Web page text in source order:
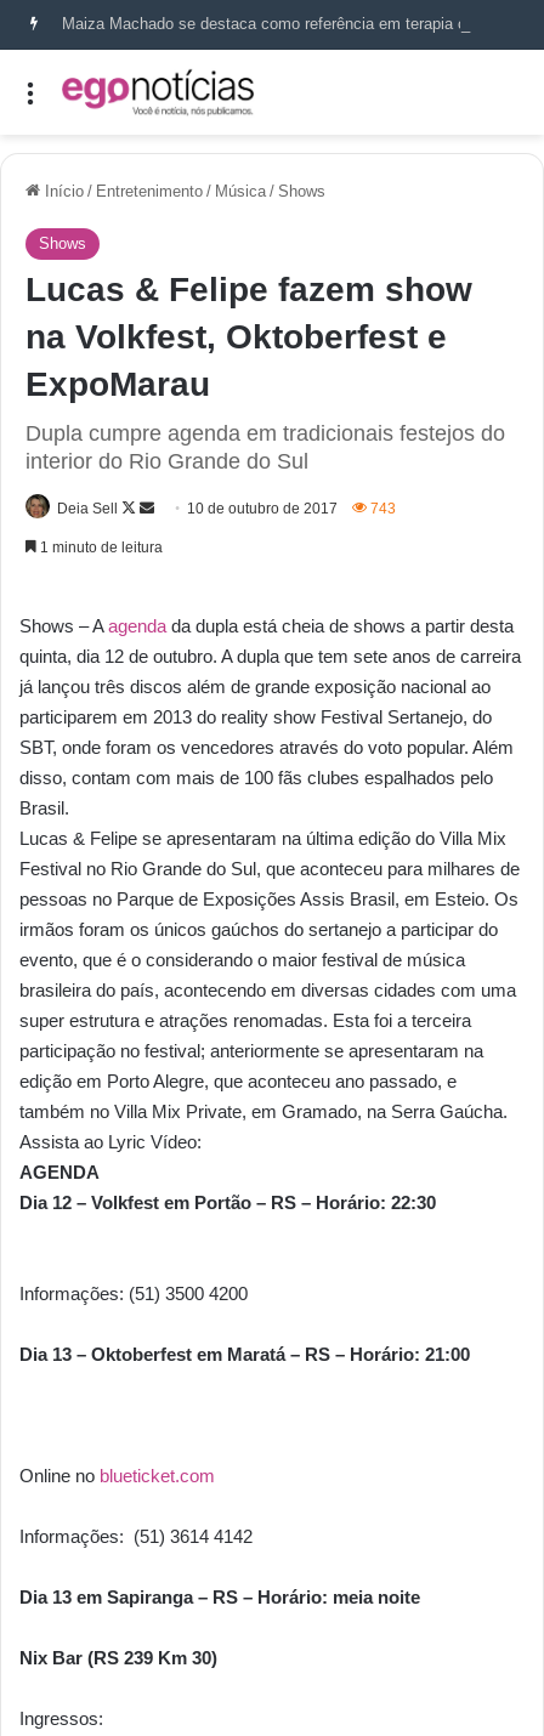
Início / Entretenimento / Música / Shows
Shows
Lucas & Felipe fazem show
na Volkfest, Oktoberfest e
ExpoMarau
Dupla cumpre agenda em tradicionais festejos do
interior do Rio Grande do Sul
Deia Sell 10 de outubro de 2017 743
1 minuto de leitura
Shows – Aagenda da dupla está cheia de shows a partir desta
quinta, dia 12 de outubro. A dupla que tem sete anos de carreira
já lançou três discos além de grande exposição nacional ao
participarem em 2013 do reality show Festival Sertanejo, do
SBT, onde foram os vencedores através do voto popular. Além
disso, contam com mais de 100 fãs clubes espalhados pelo
Brasil.
Lucas & Felipe se apresentaram na última edição do Villa Mix
Festival no Rio Grande do Sul, que aconteceu para milhares de
pessoas no Parque de Exposições Assis Brasil, em Esteio. Os
irmãos foram os únicos gaúchos do sertanejo a participar do
evento, que é o considerando o maior festival de música
brasileira do país, acontecendo em diversas cidades com uma
super estrutura e atrações renomadas. Esta foi a terceira
participação no festival; anteriormente se apresentaram na
edição em Porto Alegre, que aconteceu ano passado, e
também no Villa Mix Private, em Gramado, na Serra Gaúcha.
Assista ao Lyric Vídeo:
AGENDA
Dia 12 – Volkfest em Portão – RS – Horário: 22:30
Informações: (51) 3500 4200
Dia 13 – Oktoberfest em Maratá – RS – Horário: 21:00
Online no blueticket.com
Informações: (51) 3614 4142
Dia 13 em Sapiranga – RS – Horário: meia noite
Nix Bar (RS 239 Km 30)
Ingressos: